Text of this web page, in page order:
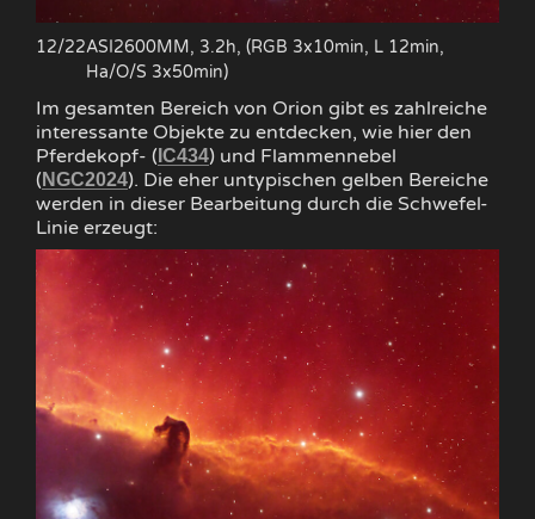
12/22ASI2600MM, 3.2h, (RGB 3x10min, L 12min,
Ha/O/S 3x50min)
Im gesamten Bereich von Orion gibt es zahlreiche
interessante Objekte zu entdecken, wie hier den
Pferdekopf- ( IC434) und Flammennebel
(NGC2024). Die eher untypischen gelben Bereiche
werden in dieser Bearbeitung durch die Schwefel-
Linie erzeugt: